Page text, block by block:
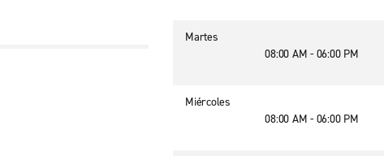
Martes
08:00 AM - 06:00 PM
Miércoles
08:00 AM - 06:00 PM